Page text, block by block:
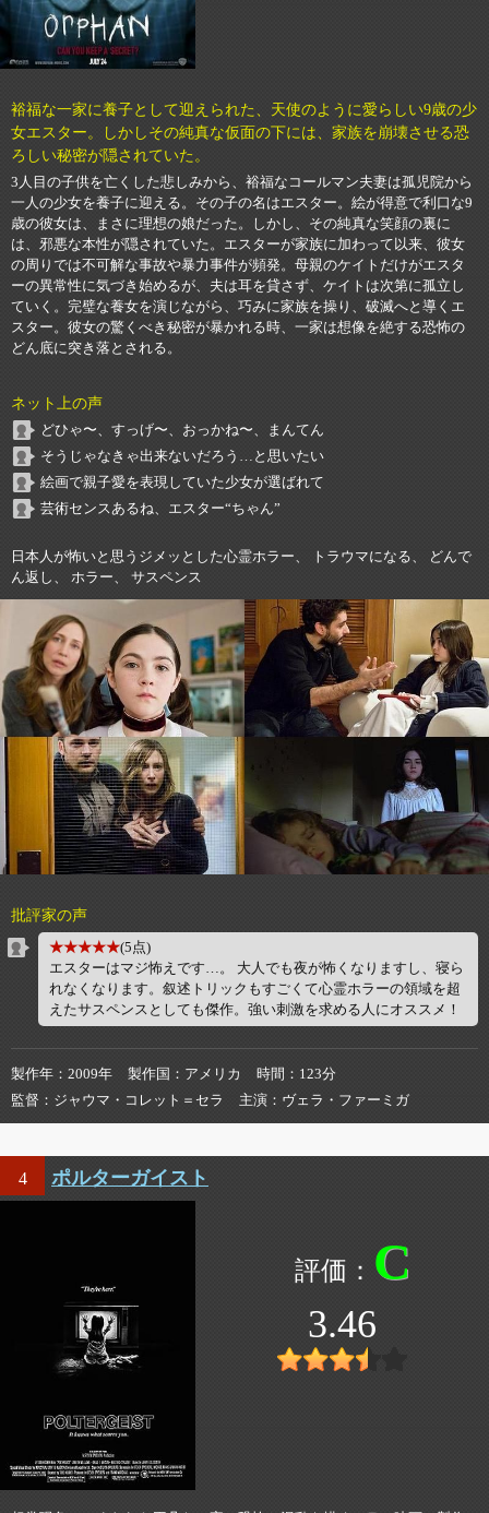
裕福な一家に養子として迎えられた、天使のように愛らしい9歳の少
女エスター。しかしその純真な仮面の下には、家族を崩壊させる恐
ろしい秘密が隠されていた。
3人目の子供を亡くした悲しみから、裕福なコールマン夫妻は孤児院から
一人の少女を養子に迎える。その子の名はエスター。絵が得意で利口な9
歳の彼女は、まさに理想の娘だった。しかし、その純真な笑顔の裏に
は、邪悪な本性が隠されていた。エスターが家族に加わって以来、彼女
の周りでは不可解な事故や暴力事件が頻発。母親のケイトだけがエスタ
ーの異常性に気づき始めるが、夫は耳を貸さず、ケイトは次第に孤立し
ていく。完璧な養女を演じながら、巧みに家族を操り、破滅へと導くエ
スター。彼女の驚くべき秘密が暴かれる時、一家は想像を絶する恐怖の
どん底に突き落とされる。
ネット上の声
どひゃ〜、すっげ〜、おっかね〜、まんてん
そうじゃなきゃ出来ないだろう…と思いたい
絵画で親子愛を表現していた少女が選ばれて
芸術センスあるね、エスター“ちゃん”
日本人が怖いと思うジメッとした心霊ホラー、 トラウマになる、 どんで
ん返し、 ホラー、 サスペンス
批評家の声
★★★★★(5点)
エスターはマジ怖えです…。 大人でも夜が怖くなりますし、寝ら
れなくなります。叙述トリックもすごくて心霊ホラーの領域を超
えたサスペンスとしても傑作。強い刺激を求める人にオススメ！
製作年 2009年 製作国 アメリカ 時間
123分
監督
ジャウマ・コレット＝セラ 主演 ヴェラ・ファーミガ
4 ポルターガイスト
C
3.46